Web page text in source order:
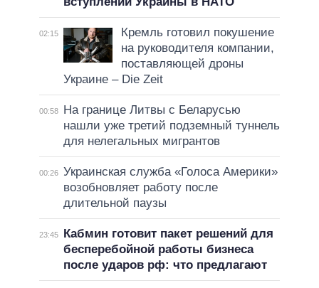
02:15
Кремль готовил покушение
на руководителя компании,
поставляющей дроны
Украине – Die Zeit
00:58
На границе Литвы с Беларусью
нашли уже третий подземный туннель
для нелегальных мигрантов
00:26 Украинская служба «Голоса Америки»
возобновляет работу после
длительной паузы
23:45
Кабмин готовит пакет решений для
бесперебойной работы бизнеса
после ударов рф: что предлагают